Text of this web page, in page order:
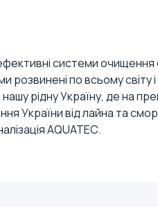
системи очищення
по всьому
рідну Україну, де на
України від лайна та
AQUATEC.